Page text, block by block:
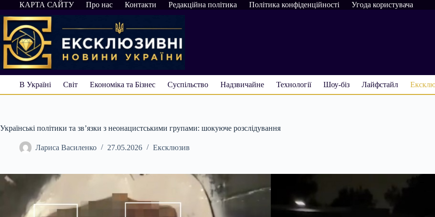
Перейти
до
вмісту
КАРТА САЙТУ Про нас Контакти Редакційна політика Політика конфіденційності Угода користувача
В Україні Світ Економіка та Бізнес Суспільство Надзвичайне Технології Шоу-біз Лайфстайл
Українські політики та зв’язки з неонацистськими групами: шокуюче розслідування
Лариса Василенко 27.05.2026 Ексклюзив